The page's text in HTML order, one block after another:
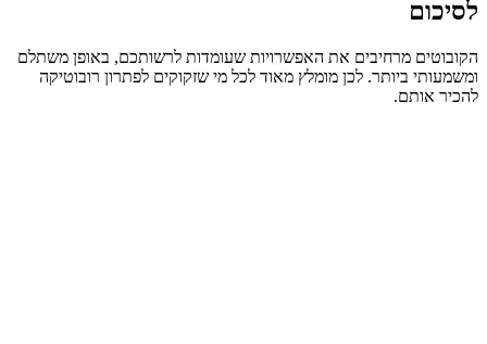
לסיכום
הקובוטים מרחיבים את האפשרויות שעומדות לרשותכם, באופן משתלם
ומשמעותי ביותר. לכן מומלץ מאוד לכל מי שזקוקים לפתרון רובוטיקה
להכיר אותם.